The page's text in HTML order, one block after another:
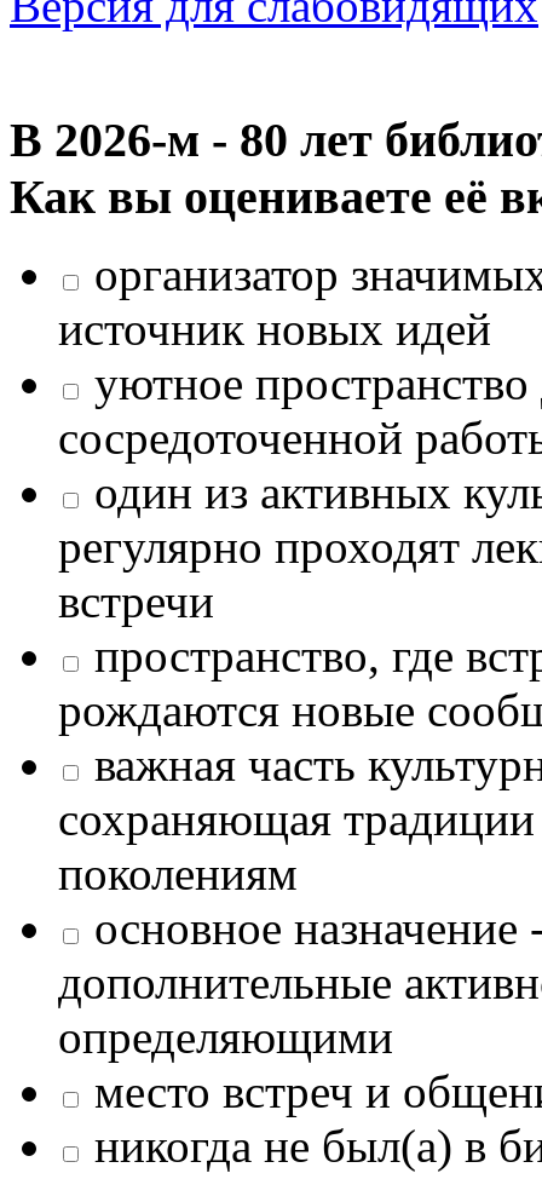
В 2026‑м - 80 лет
Как вы оцениваете её
организатор
источник новых идей
уютное
сосредоточенной
один из активных
регулярно проходят
встречи
пространство, где
рождаются новые
важная часть
сохраняющая
поколениям
основное назначение
дополнительные
определяющими
место встреч и
никогда не был(а) в